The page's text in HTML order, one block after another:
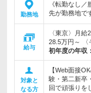
勤務地
《転勤なし
先が勤務地で
給与
〈東京〉月
28.5万円～
初年度の年収：
対象と
なる方
【Web面接
験・第二新卒
回で頑張りを